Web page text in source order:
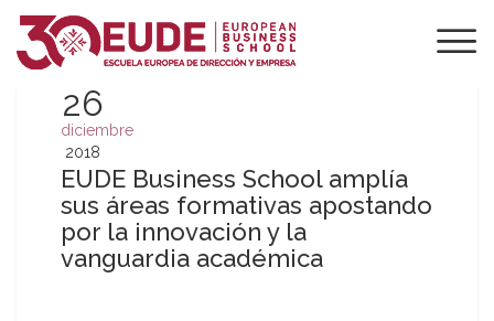
26
diciembre
2018
EUDE Business School amplía
sus áreas formativas apostando
por la innovación y la
vanguardia académica